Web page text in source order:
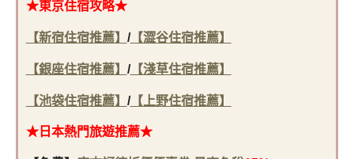
★東京住宿攻略★
【新宿住宿推薦】 /【澀谷住宿推薦】
【銀座住宿推薦】 /【淺草住宿推薦】
【池袋住宿推薦】 /【上野住宿推薦】
★日本熱門旅遊推薦★